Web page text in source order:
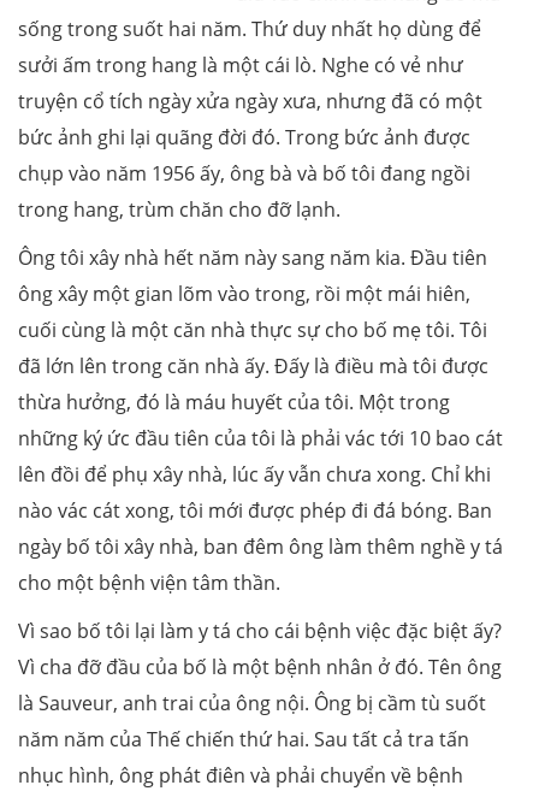
sống trong suốt hai năm. Thứ duy nhất họ dùng để
sưởi ấm trong hang là một cái lò. Nghe có vẻ như
truyện cổ tích ngày xửa ngày xưa, nhưng đã có một
bức ảnh ghi lại quãng đời đó. Trong bức ảnh được
chụp vào năm 1956 ấy, ông bà và bố tôi đang ngồi
trong hang, trùm chăn cho đỡ lạnh.
Ông tôi xây nhà hết năm này sang năm kia. Đầu tiên
ông xây một gian lõm vào trong, rồi một mái hiên,
cuối cùng là một căn nhà thực sự cho bố mẹ tôi. Tôi
đã lớn lên trong căn nhà ấy. Đấy là điều mà tôi được
thừa hưởng, đó là máu huyết của tôi. Một trong
những ký ức đầu tiên của tôi là phải vác tới 10 bao cát
lên đồi để phụ xây nhà, lúc ấy vẫn chưa xong. Chỉ khi
nào vác cát xong, tôi mới được phép đi đá bóng. Ban
ngày bố tôi xây nhà, ban đêm ông làm thêm nghề y tá
cho một bệnh viện tâm thần.
Vì sao bố tôi lại làm y tá cho cái bệnh việc đặc biệt ấy?
Vì cha đỡ đầu của bố là một bệnh nhân ở đó. Tên ông
là Sauveur, anh trai của ông nội. Ông bị cầm tù suốt
năm năm của Thế chiến thứ hai. Sau tất cả tra tấn
nhục hình, ông phát điên và phải chuyển về bệnh